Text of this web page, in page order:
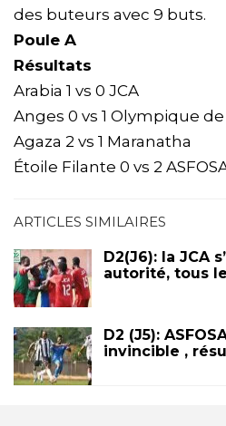
des buteurs avec 9 buts.
Poule A
Résultats
Arabia 1 vs 0 JCA
Anges 0 vs 1 Olympique de
Agaza 2 vs 1 Maranatha
Étoile Filante 0 vs 2
ARTICLES SIMILAIRES
D2(J6): la JCA
autorité, tous
D2 (J5):
invincible ,